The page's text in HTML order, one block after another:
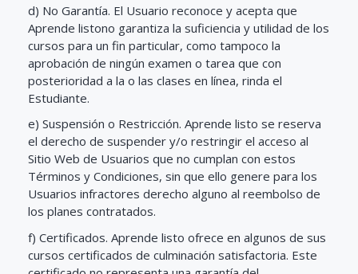
d) No Garantía. El Usuario reconoce y acepta que
Aprende listono garantiza la suficiencia y utilidad de los
cursos para un fin particular, como tampoco la
aprobación de ningún examen o tarea que con
posterioridad a la o las clases en línea, rinda el
Estudiante.
e) Suspensión o Restricción. Aprende listo se reserva
el derecho de suspender y/o restringir el acceso al
Sitio Web de Usuarios que no cumplan con estos
Términos y Condiciones, sin que ello genere para los
Usuarios infractores derecho alguno al reembolso de
los planes contratados.
f) Certificados. Aprende listo ofrece en algunos de sus
cursos certificados de culminación satisfactoria. Este